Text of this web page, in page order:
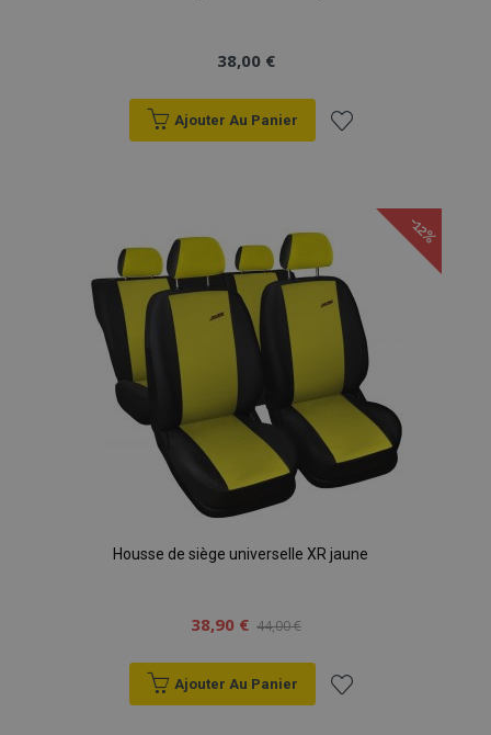
38,00 €
Ajouter Au Panier
liste
d'achats
-12%
Housse de siège universelle XR jaune
38,90 € 44,00 €
Ajouter Au Panier